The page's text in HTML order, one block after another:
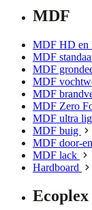
MDF
MDF HD en
MDF
MDF
MDF
MDF
MDF Zero
MDF ultra
MDF buig
MDF door-
MDF lack
Hardboard
Ecoplex